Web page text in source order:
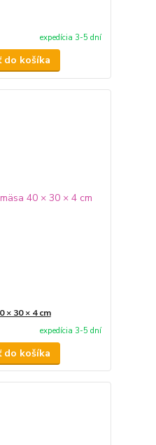
expedícia 3-5 dní
do košíka
× 30 × 4 cm
expedícia 3-5 dní
do košíka